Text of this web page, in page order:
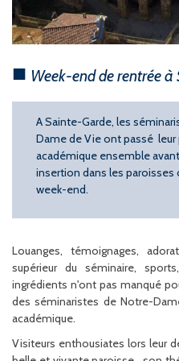
Week-end de rentrée
A Sainte-Garde, les
Dame de Vie ont passé
académique ensemble
insertion dans les paroisses
week-end.
Louanges, témoignages,
supérieur du séminaire,
ingrédients n'ont pas manqué
des séminaristes de Notre-
académique.
Visiteurs enthousiates lors leur